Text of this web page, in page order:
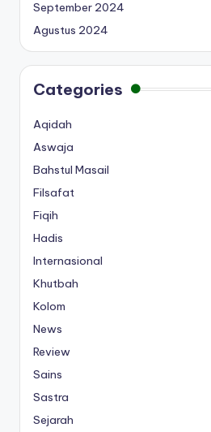
September 2024
Agustus 2024
Categories
Aqidah
Aswaja
Bahstul Masail
Filsafat
Fiqih
Hadis
Internasional
Khutbah
Kolom
News
Review
Sains
Sastra
Sejarah